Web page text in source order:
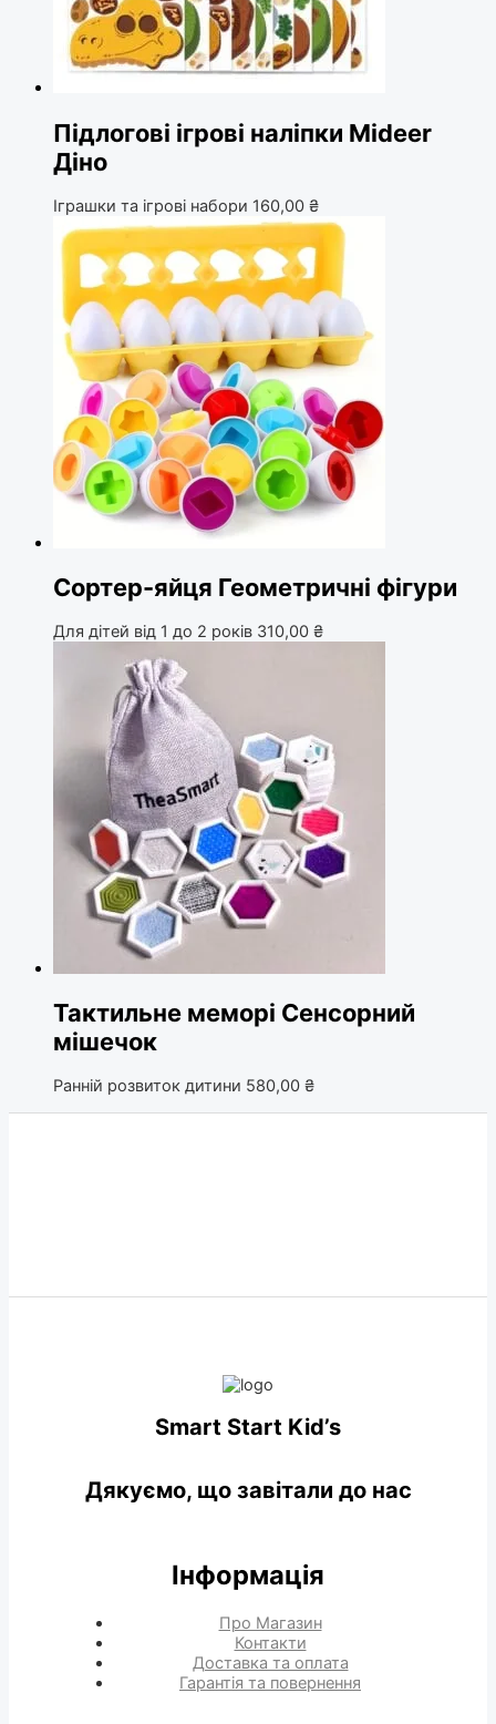
Підлогові ігрові наліпки Mideer
Діно
Іграшки та ігрові набори 160,00 ₴
Сортер-яйця Геометричні фігури
Для дітей від 1 до 2 років 310,00 ₴
Тактильне меморі Сенсорний
мішечок
Ранній розвиток дитини 580,00 ₴
Smart Start Kid’s
Дякуємо, що завітали до нас
Інформація
Про Магазин
Контакти
Доставка та оплата
Гарантія та повернення